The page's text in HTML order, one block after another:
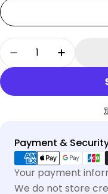
数
量
[SAD20390-3]メ
Payment &
Your payment
We do not store